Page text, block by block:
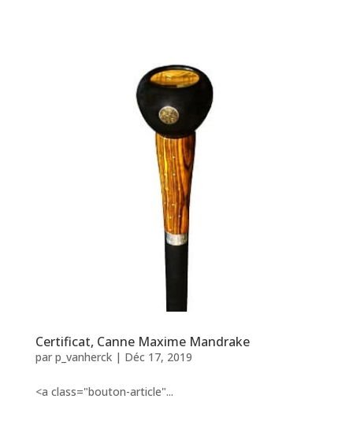
Certificat, Canne Maxime Mandrake
par p_vanherck| Déc 17, 2019
<a class="bouton-article"...